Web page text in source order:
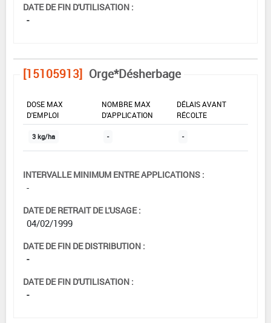
DATE DE FIN D'UTILISATION :
-
[15105913] Orge*Désherbage
DOSE MAX
D'EMPLOI
NOMBRE MAX
D'APPLICATION
DÉLAIS AVANT
RÉCOLTE
3 kg/ha - -
INTERVALLE MINIMUM ENTRE APPLICATIONS :
-
DATE DE RETRAIT DE L'USAGE :
04/02/1999
DATE DE FIN DE DISTRIBUTION :
-
DATE DE FIN D'UTILISATION :
-